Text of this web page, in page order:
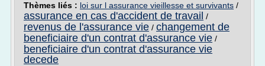
Thèmes liés : loi sur l assurance vieillesse et survivants /
assurance en cas d'accident de travail /
revenus de l'assurance vie / changement de
beneficiaire d'un contrat d'assurance vie /
beneficiaire d'un contrat d'assurance vie
decede